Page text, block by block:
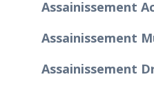
Assainissement
Assainissement
Assainissement